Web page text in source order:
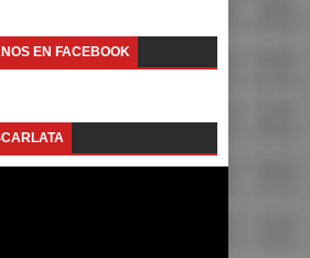
EN FACEBOOK